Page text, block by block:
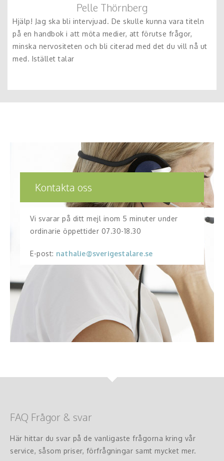
Pelle Thörnberg
Hjälp! Jag ska bli intervjuad. De skulle kunna vara titeln
på en handbok i att möta medier, att förutse frågor,
minska nervositeten och bli citerad med det du vill nå ut
med. Istället talar
Kontakta oss
Vi svarar på ditt mejl inom 5 minuter under
ordinarie öppettider 07.30-18.30
E-post: nathalie@sverigestalare.se
FAQ Frågor & svar
Här hittar du svar på de vanligaste frågorna kring vår
service, såsom priser, förfrågningar samt mycket mer.